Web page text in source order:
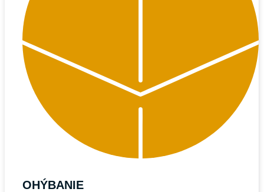
OHÝBANIE